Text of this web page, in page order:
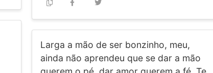
Larga a mão de ser bonzinho, meu,
ainda não aprendeu que se dar a mão